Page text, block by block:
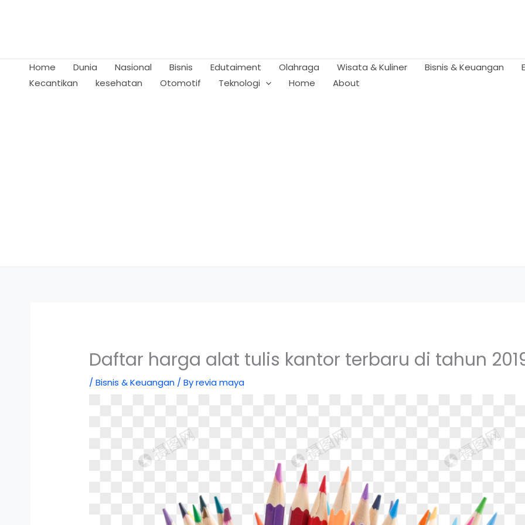
Home Dunia Nasional Bisnis Edutaiment Olahraga Wisata & Kuliner Bisnis & Keuangan
Kecantikan
kesehatan Otomotif Teknologi Home About
Daftar harga alat tulis kantor terbaru di tahun
/Bisnis & Keuangan / Byrevia maya